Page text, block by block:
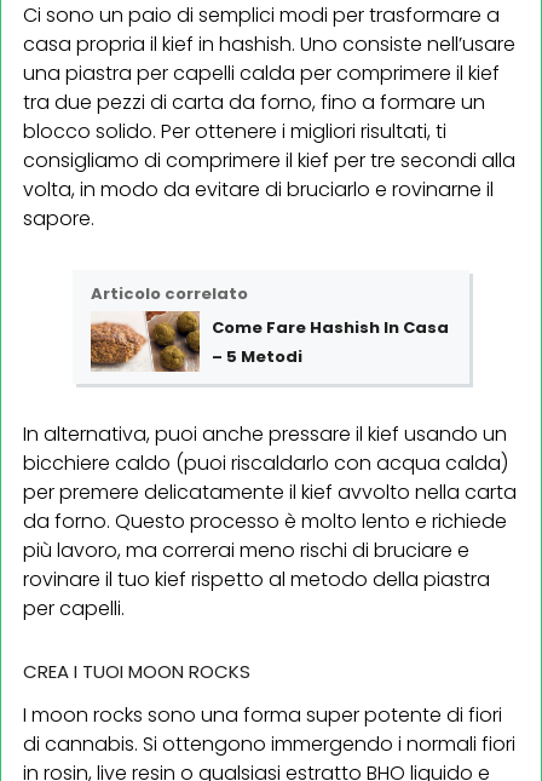
Ci sono un paio di semplici modi per trasformare a
casa propria il kief in hashish. Uno consiste nell’usare
una piastra per capelli calda per comprimere il kief
tra due pezzi di carta da forno, fino a formare un
blocco solido. Per ottenere i migliori risultati, ti
consigliamo di comprimere il kief per tre secondi alla
volta, in modo da evitare di bruciarlo e rovinarne il
sapore.
Articolo correlato
Come Fare Hashish In Casa
– 5 Metodi
In alternativa, puoi anche pressare il kief usando un
bicchiere caldo (puoi riscaldarlo con acqua calda)
per premere delicatamente il kief avvolto nella carta
da forno. Questo processo è molto lento e richiede
più lavoro, ma correrai meno rischi di bruciare e
rovinare il tuo kief rispetto al metodo della piastra
per capelli.
CREA I TUOI MOON ROCKS
I moon rocks sono una forma super potente di fiori
di cannabis. Si ottengono immergendo i normali fiori
in rosin, live resin o qualsiasi estratto BHO liquido e